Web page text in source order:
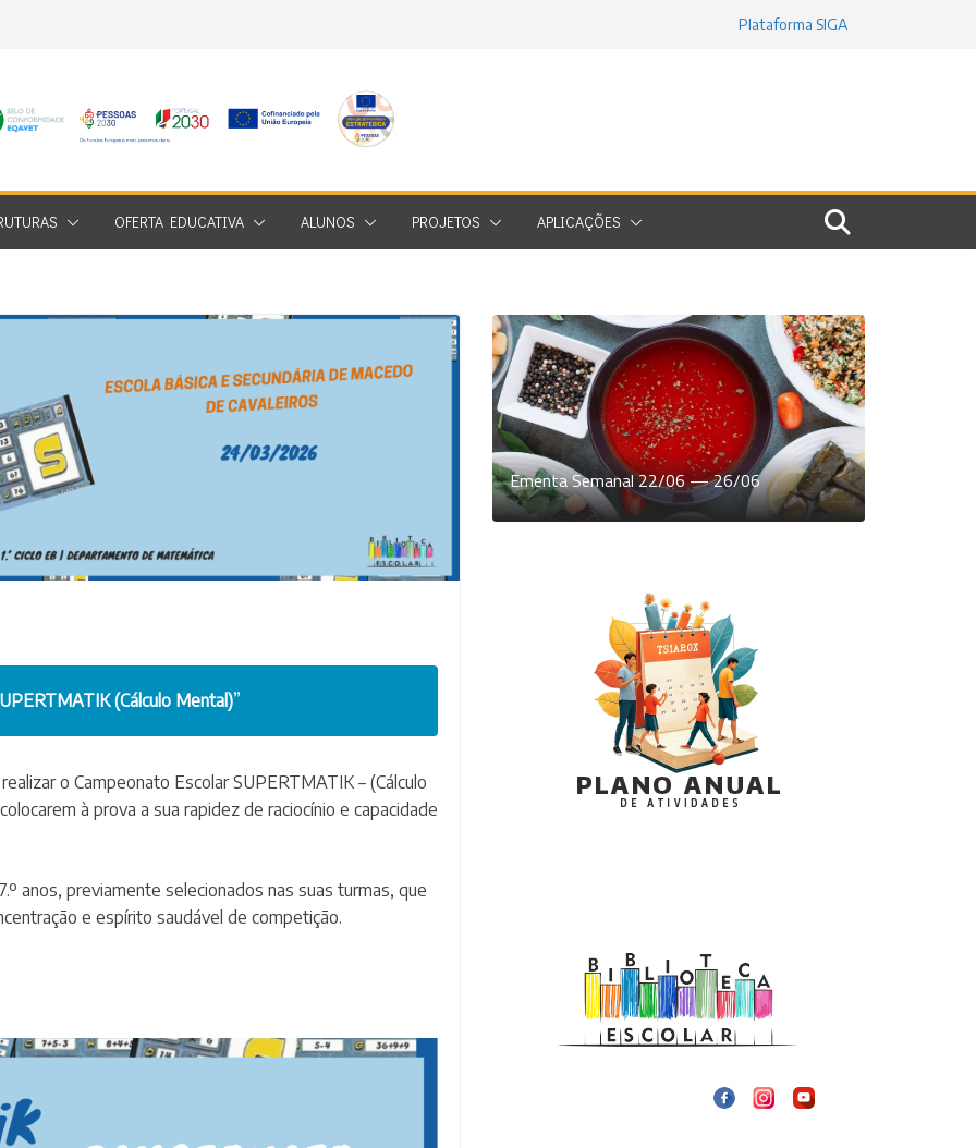
Plataforma SIGA
OFERTA EDUCATIVA ALUNOS PROJETOS APLICAÇÕES
(Cálculo Mental)”
o Campeonato Escolar SUPERTMATIK – (Cálculo
à prova a sua rapidez de raciocínio e capacidade
anos, previamente selecionados nas suas turmas, que
e espírito saudável de competição.
Ementa Semanal 22/06 — 26/06